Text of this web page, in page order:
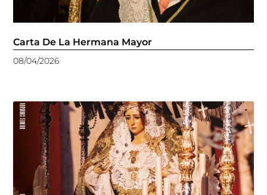
Carta De La Hermana Mayor
08/04/2026